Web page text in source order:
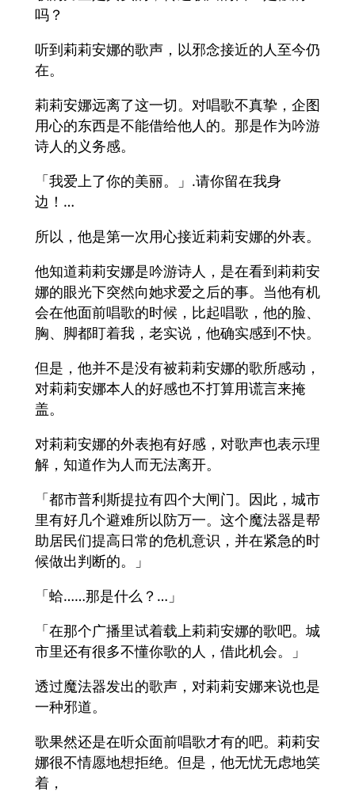
吗？
听到莉莉安娜的歌声，以邪念接近的人至今仍
在。
莉莉安娜远离了这一切。对唱歌不真挚，企图
用心的东西是不能借给他人的。那是作为吟游
诗人的义务感。
「我爱上了你的美丽。」.请你留在我身
边！…
所以，他是第一次用心接近莉莉安娜的外表。
他知道莉莉安娜是吟游诗人，是在看到莉莉安
娜的眼光下突然向她求爱之后的事。当他有机
会在他面前唱歌的时候，比起唱歌，他的脸、
胸、脚都盯着我，老实说，他确实感到不快。
但是，他并不是没有被莉莉安娜的歌所感动，
对莉莉安娜本人的好感也不打算用谎言来掩
盖。
对莉莉安娜的外表抱有好感，对歌声也表示理
解，知道作为人而无法离开。
「都市普利斯提拉有四个大闸门。因此，城市
里有好几个避难所以防万一。这个魔法器是帮
助居民们提高日常的危机意识，并在紧急的时
候做出判断的。」
「蛤……那是什么？…」
「在那个广播里试着载上莉莉安娜的歌吧。城
市里还有很多不懂你歌的人，借此机会。」
透过魔法器发出的歌声，对莉莉安娜来说也是
一种邪道。
歌果然还是在听众面前唱歌才有的吧。莉莉安
娜很不情愿地想拒绝。但是，他无忧无虑地笑
着，